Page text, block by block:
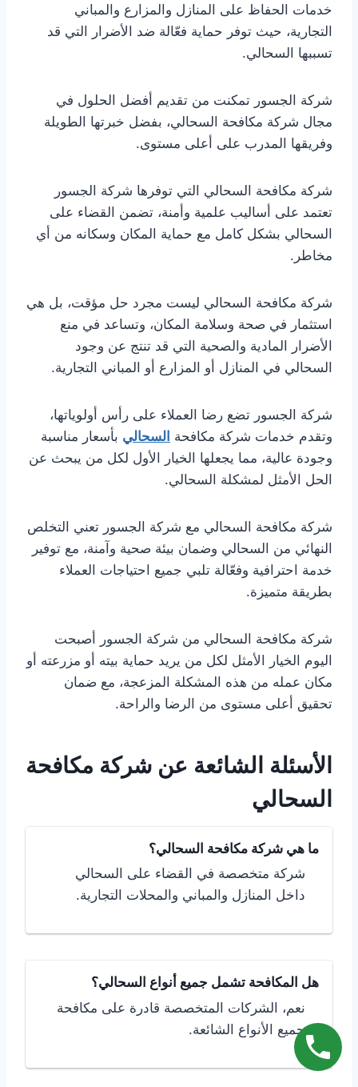
خدمات الحفاظ على المنازل والمزارع والمباني
التجارية، حيث توفر حماية فعّالة ضد الأضرار التي قد
تسببها السحالي.
شركة الجسور تمكنت من تقديم أفضل الحلول في
مجال شركة مكافحة السحالي، بفضل خبرتها الطويلة
وفريقها المدرب على أعلى مستوى.
شركة مكافحة السحالي التي توفرها شركة الجسور
تعتمد على أساليب علمية وأمنة، تضمن القضاء على
السحالي بشكل كامل مع حماية المكان وسكانه من أي
مخاطر.
شركة مكافحة السحالي ليست مجرد حل مؤقت، بل هي
استثمار في صحة وسلامة المكان، وتساعد في منع
الأضرار المادية والصحية التي قد تنتج عن وجود
السحالي في المنازل أو المزارع أو المباني التجارية.
شركة الجسور تضع رضا العملاء على رأس أولوياتها،
وتقدم خدمات شركة مكافحة السحالي بأسعار مناسبة
وجودة عالية، مما يجعلها الخيار الأول لكل من يبحث عن
الحل الأمثل لمشكلة السحالي.
شركة مكافحة السحالي مع شركة الجسور تعني التخلص
النهائي من السحالي وضمان بيئة صحية وآمنة، مع توفير
خدمة احترافية وفعّالة تلبي جميع احتياجات العملاء
بطريقة متميزة.
شركة مكافحة السحالي من شركة الجسور أصبحت
اليوم الخيار الأمثل لكل من يريد حماية بيته أو مزرعته أو
مكان عمله من هذه المشكلة المزعجة، مع ضمان
تحقيق أعلى مستوى من الرضا والراحة.
الأسئلة الشائعة عن شركة مكافحة
السحالي
ما هي شركة مكافحة السحالي؟
شركة متخصصة في القضاء على السحالي
داخل المنازل والمباني والمحلات التجارية.
هل المكافحة تشمل جميع أنواع السحالي؟
نعم، الشركات المتخصصة قادرة على مكافحة
جميع الأنواع الشائعة.